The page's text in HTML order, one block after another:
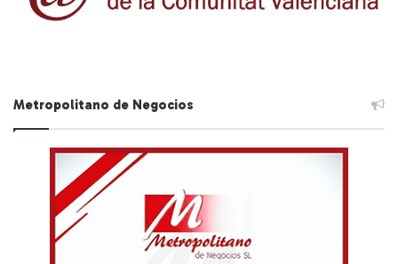
Metropolitano de Negocios